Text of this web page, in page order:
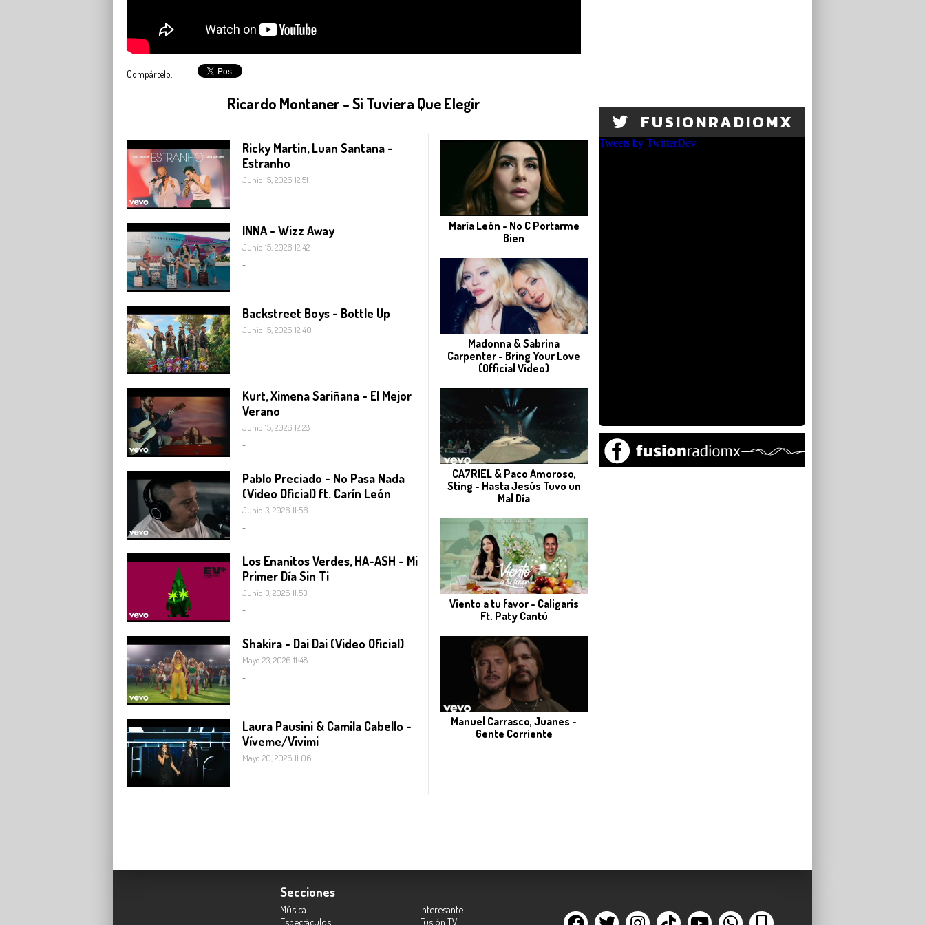
Compártelo:
Ricardo Montaner - Si Tuviera Que Elegir
Ricky Martin, Luan Santana -
Estranho
Junio 15, 2026 12:51
INNA - Wizz Away
Junio 15, 2026 12:42
Backstreet Boys - Bottle Up
Junio 15, 2026 12:40
Kurt, Ximena Sariñana - El Mejor
Verano
Junio 15, 2026 12:28
Pablo Preciado - No Pasa Nada
(Video Oficial) ft. Carín León
Junio 3, 2026 11:56
Los Enanitos Verdes, HA-ASH - Mi
Primer Día Sin Ti
Junio 3, 2026 11:53
Shakira - Dai Dai (Video Oficial)
Mayo 23, 2026 11:48
Laura Pausini & Camila Cabello -
Víveme/Vivimi
Mayo 20, 2026 11:06
María León - No C Portarme
Bien
Madonna & Sabrina
Carpenter - Bring Your Love
(Official Video)
CA7RIEL & Paco Amoroso,
Sting - Hasta Jesús Tuvo un
Mal Día
Viento a tu favor - Caligaris
Ft. Paty Cantú
Manuel Carrasco, Juanes -
Gente Corriente
FUSIONRADIOMX
Tweets by TwitterDev
Secciones
Música
Espectáculos
Interesante
Fusión TV